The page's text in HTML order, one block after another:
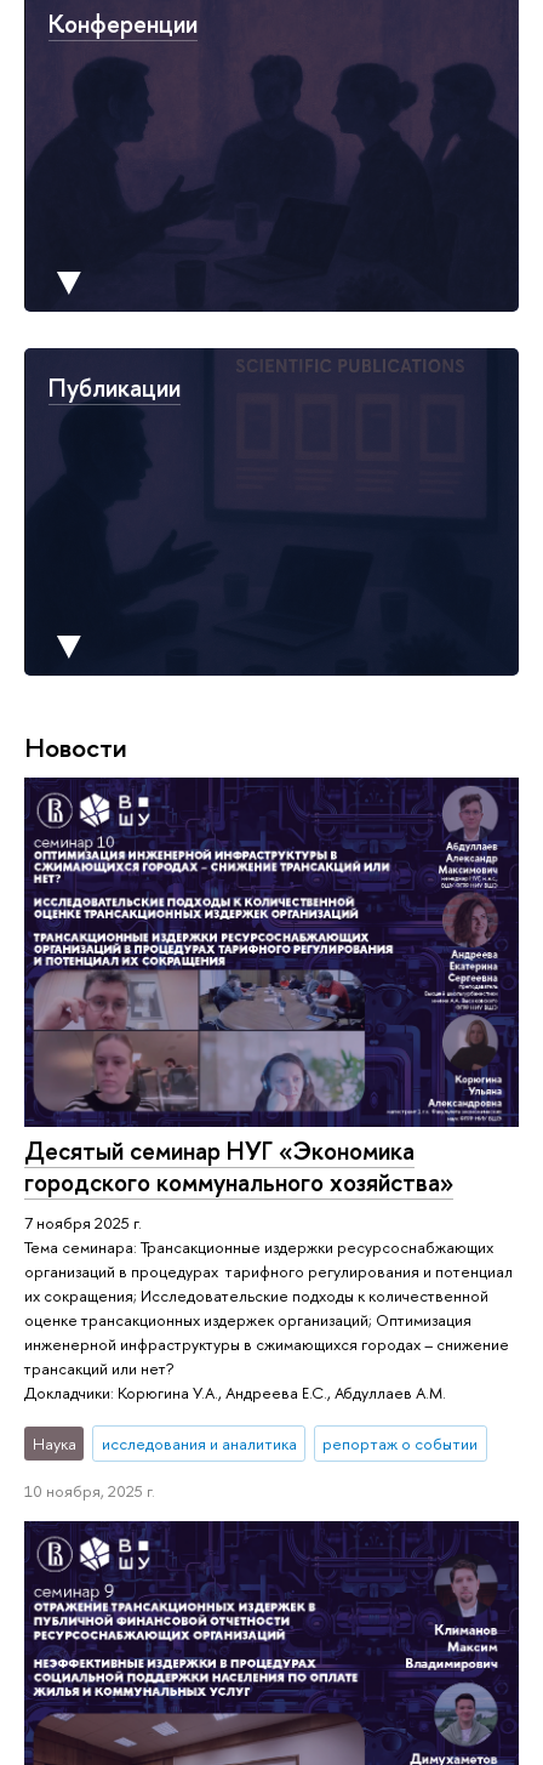
Конференции
▼
Публикации
▼
Новости
Десятый семинар НУГ «Экономика
городского коммунального хозяйства»
7 ноября 2025 г.
Тема семинара: Трансакционные издержки ресурсоснабжающих
организаций в процедурах тарифного регулирования и потенциал
их сокращения; Исследовательские подходы к количественной
оценке трансакционных издержек организаций; Оптимизация
инженерной инфраструктуры в сжимающихся городах – снижение
трансакций или нет?
Докладчики: Корюгина У.А., Андреева Е.С., Абдуллаев А.М.
Наука исследования и аналитика репортаж о событии
10 ноября, 2025 г.